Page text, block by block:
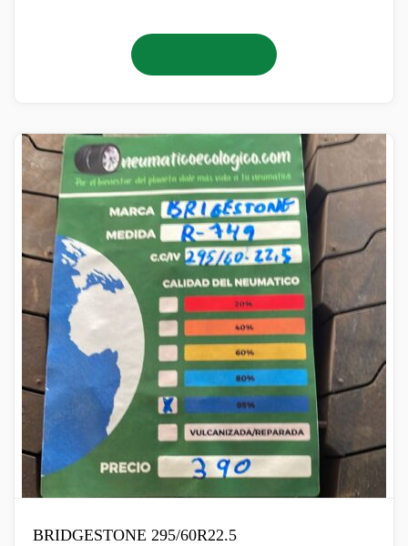
BRIDGESTONE 295/60R22.5